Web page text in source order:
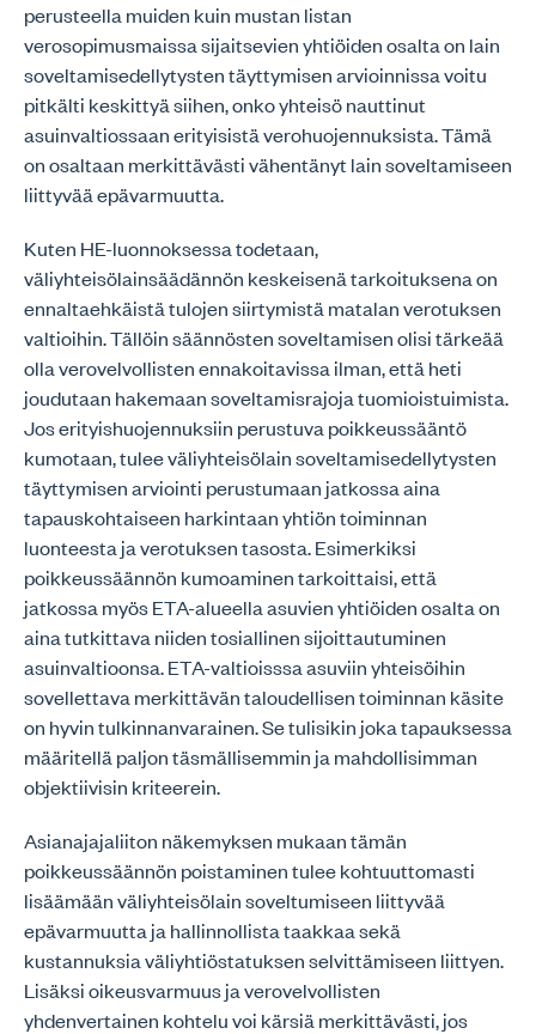
perusteella muiden kuin mustan listan
verosopimusmaissa sijaitsevien yhtiöiden osalta on lain
soveltamisedellytysten täyttymisen arvioinnissa voitu
pitkälti keskittyä siihen, onko yhteisö nauttinut
asuinvaltiossaan erityisistä verohuojennuksista. Tämä
on osaltaan merkittävästi vähentänyt lain soveltamiseen
liittyvää epävarmuutta.
Kuten HE-luonnoksessa todetaan,
väliyhteisölainsäädännön keskeisenä tarkoituksena on
ennaltaehkäistä tulojen siirtymistä matalan verotuksen
valtioihin. Tällöin säännösten soveltamisen olisi tärkeää
olla verovelvollisten ennakoitavissa ilman, että heti
joudutaan hakemaan soveltamisrajoja tuomioistuimista.
Jos erityishuojennuksiin perustuva poikkeussääntö
kumotaan, tulee väliyhteisölain soveltamisedellytysten
täyttymisen arviointi perustumaan jatkossa aina
tapauskohtaiseen harkintaan yhtiön toiminnan
luonteesta ja verotuksen tasosta. Esimerkiksi
poikkeussäännön kumoaminen tarkoittaisi, että
jatkossa myös ETA-alueella asuvien yhtiöiden osalta on
aina tutkittava niiden tosiallinen sijoittautuminen
asuinvaltioonsa. ETA-valtioisssa asuviin yhteisöihin
sovellettava merkittävän taloudellisen toiminnan käsite
on hyvin tulkinnanvarainen. Se tulisikin joka tapauksessa
määritellä paljon täsmällisemmin ja mahdollisimman
objektiivisin kriteerein.
Asianajajaliiton näkemyksen mukaan tämän
poikkeussäännön poistaminen tulee kohtuuttomasti
lisäämään väliyhteisölain soveltumiseen liittyvää
epävarmuutta ja hallinnollista taakkaa sekä
kustannuksia väliyhtiöstatuksen selvittämiseen liittyen.
Lisäksi oikeusvarmuus ja verovelvollisten
yhdenvertainen kohtelu voi kärsiä merkittävästi, jos